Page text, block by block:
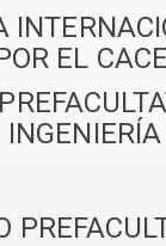
EL
INGENIERÍA